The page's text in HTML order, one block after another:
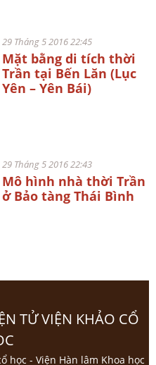
29 Tháng 5 2016 22:45
Mặt bằng di tích thời
Trần tại Bến Lăn (Lục
Yên – Yên Bái)
29 Tháng 5 2016 22:43
Mô hình nhà thời Trần
ở Bảo tàng Thái Bình
TỬ VIỆN KHẢO CỔ
học - Viện Hàn lâm Khoa học